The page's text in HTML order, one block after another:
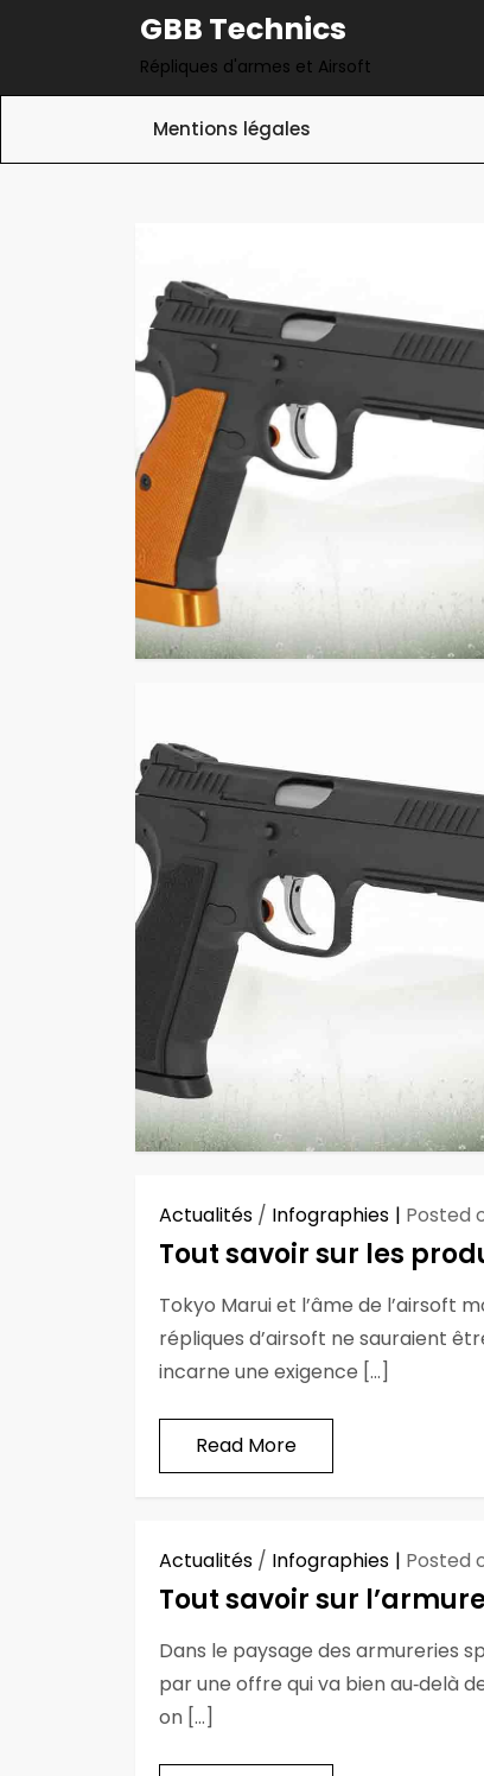
GBB Technics
Répliques d'armes et Airsoft
Mentions légales
Actualités / Infographies Posted
Tout savoir sur les
Tokyo Marui et l’âme de l’airsoft
répliques d’airsoft ne sauraient
incarne une exigence […]
Read More
Actualités / Infographies Posted
Tout savoir sur
Dans le paysage des armureries
par une offre qui va bien au‑delà
on […]